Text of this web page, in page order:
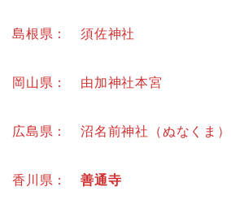
島根県： 須佐神社
岡山県： 由加神社本宮
広島県： 沼名前神社（ぬなくま）
香川県： 善通寺